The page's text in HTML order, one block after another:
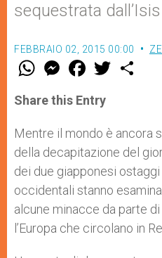
sequestrata dall’Isis
FEBBRAIO 02, 2015 00:00
W
t
s
p
p
M
e
s
e
g
e
r
F
a
e
b
o
k
w
r
Share this Entry
Mentre il mondo è ancora
della decapitazione del
dei due giapponesi
occidentali stanno
alcune minacce da parte
l’Europa che circolano in